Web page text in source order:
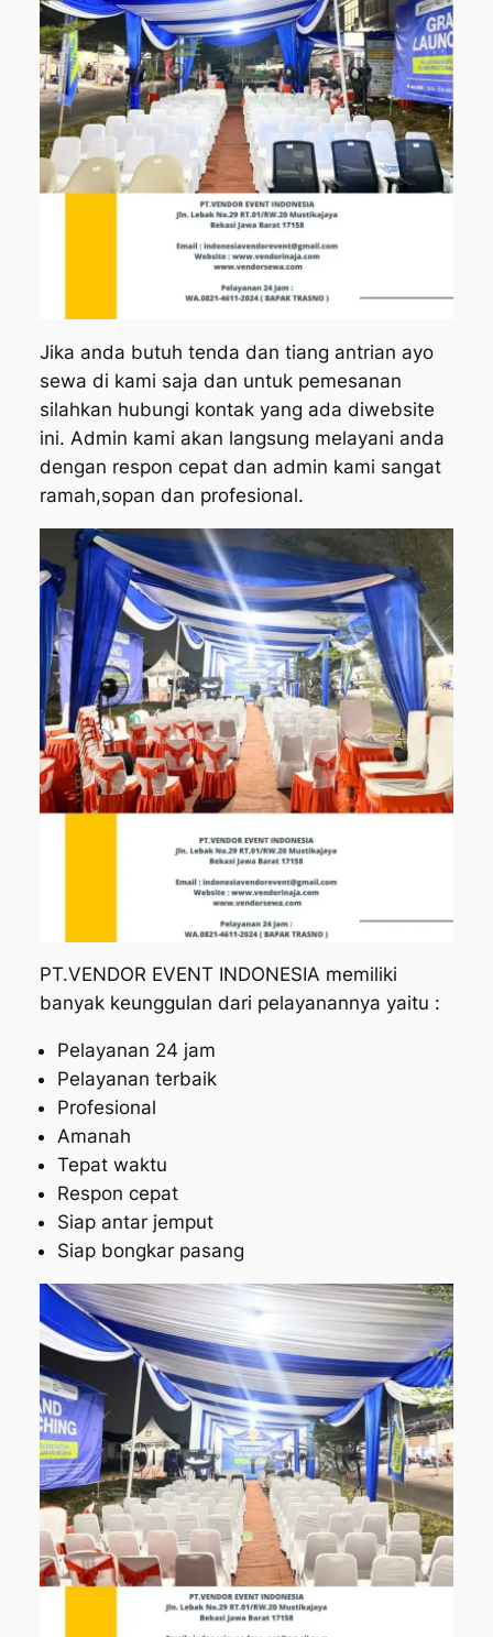
Jika anda butuh tenda dan tiang antrian ayo
sewa di kami saja dan untuk pemesanan
silahkan hubungi kontak yang ada diwebsite
ini. Admin kami akan langsung melayani anda
dengan respon cepat dan admin kami sangat
ramah,sopan dan profesional.
PT.VENDOR EVENT INDONESIA memiliki
banyak keunggulan dari pelayanannya yaitu :
Pelayanan 24 jam
Pelayanan terbaik
Profesional
Amanah
Tepat waktu
Respon cepat
Siap antar jemput
Siap bongkar pasang